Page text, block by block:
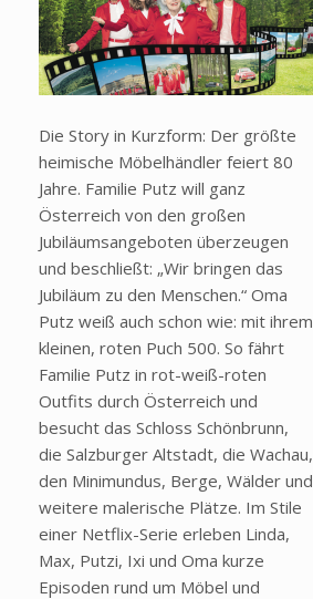
Die Story in Kurzform: Der größte
heimische Möbelhändler feiert 80
Jahre. Familie Putz will ganz
Österreich von den großen
Jubiläumsangeboten überzeugen
und beschließt: „Wir bringen das
Jubiläum zu den Menschen.“ Oma
Putz weiß auch schon wie: mit ihrem
kleinen, roten Puch 500. So fährt
Familie Putz in rot-weiß-roten
Outfits durch Österreich und
besucht das Schloss Schönbrunn,
die Salzburger Altstadt, die Wachau,
den Minimundus, Berge, Wälder und
weitere malerische Plätze. Im Stile
einer Netflix-Serie erleben Linda,
Max, Putzi, Ixi und Oma kurze
Episoden rund um Möbel und